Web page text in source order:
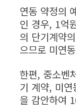
연동 약정의
인 경우, 1억
의 단기계약
으므로 미연
한편, 중소벤
기 계약, 미
을 감안하여